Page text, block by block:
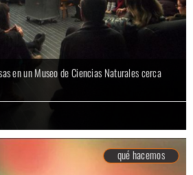
en un Museo de Ciencias Naturales cerca
qué hacemos